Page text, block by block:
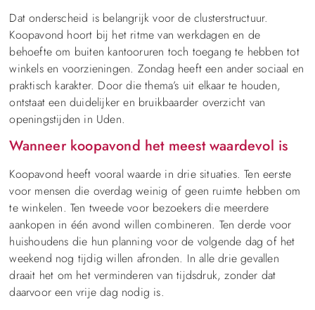
Dat onderscheid is belangrijk voor de clusterstructuur.
Koopavond hoort bij het ritme van werkdagen en de
behoefte om buiten kantooruren toch toegang te hebben tot
winkels en voorzieningen. Zondag heeft een ander sociaal en
praktisch karakter. Door die thema’s uit elkaar te houden,
ontstaat een duidelijker en bruikbaarder overzicht van
openingstijden in Uden.
Wanneer koopavond het meest waardevol is
Koopavond heeft vooral waarde in drie situaties. Ten eerste
voor mensen die overdag weinig of geen ruimte hebben om
te winkelen. Ten tweede voor bezoekers die meerdere
aankopen in één avond willen combineren. Ten derde voor
huishoudens die hun planning voor de volgende dag of het
weekend nog tijdig willen afronden. In alle drie gevallen
draait het om het verminderen van tijdsdruk, zonder dat
daarvoor een vrije dag nodig is.